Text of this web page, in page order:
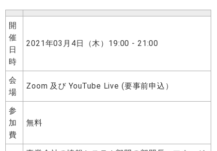
開
催
日
時
2021年03月4日（木）19:00 - 21:00
会
場
Zoom 及び YouTube Live (要事前申込）
参
加
費
無料